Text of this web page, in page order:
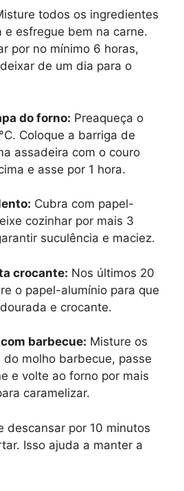
todos os ingredientes
e esfregue bem na carne.
por no mínimo 6 horas,
de um dia para o
do forno: Preaqueça o
Coloque a barriga de
assadeira com o couro
e asse por 1 hora.
Cubra com papel-
cozinhar por mais 3
suculência e maciez.
crocante: Nos últimos 20
o papel-alumínio para que
e crocante.
barbecue: Misture os
do molho barbecue, passe
e volte ao forno por mais
caramelizar.
descansar por 10 minutos
Isso ajuda a manter a